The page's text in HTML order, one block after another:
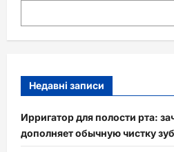
Недавні записи
Ирригатор для полости рта:
дополняет обычную чистку